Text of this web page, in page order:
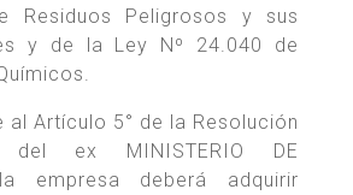
Residuos Peligrosos y sus
y de la Ley Nº 24.040 de
al Artículo 5° de la Resolución
ex MINISTERIO DE
la empresa deberá adquirir